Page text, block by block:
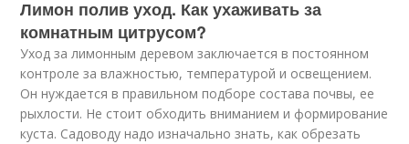
Лимон полив уход. Как ухаживать за
комнатным цитрусом?
Уход за лимонным деревом заключается в постоянном
контроле за влажностью, температурой и освещением.
Он нуждается в правильном подборе состава почвы, ее
рыхлости. Не стоит обходить вниманием и формирование
куста. Садоводу надо изначально знать, как обрезать